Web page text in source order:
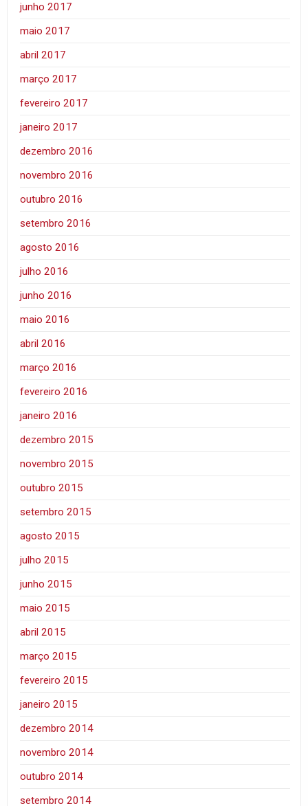
junho 2017
maio 2017
abril 2017
março 2017
fevereiro 2017
janeiro 2017
dezembro 2016
novembro 2016
outubro 2016
setembro 2016
agosto 2016
julho 2016
junho 2016
maio 2016
abril 2016
março 2016
fevereiro 2016
janeiro 2016
dezembro 2015
novembro 2015
outubro 2015
setembro 2015
agosto 2015
julho 2015
junho 2015
maio 2015
abril 2015
março 2015
fevereiro 2015
janeiro 2015
dezembro 2014
novembro 2014
outubro 2014
setembro 2014